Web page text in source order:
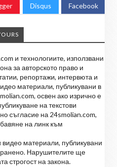
Disqus Facebook
и технологиите, използвани
за авторското право и
репортажи, интервюта и
материали, публикувани в
освен ако изрично е
на текстови
съгласие на 24smolian.com,
на линк към
материали, публикувани
Нарушителите ще
строгост на закона.